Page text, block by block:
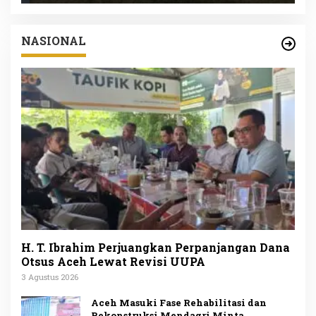
NASIONAL
H. T. Ibrahim Perjuangkan Perpanjangan Dana
Otsus Aceh Lewat Revisi UUPA
3 Agustus 2026
Aceh Masuki Fase Rehabilitasi dan